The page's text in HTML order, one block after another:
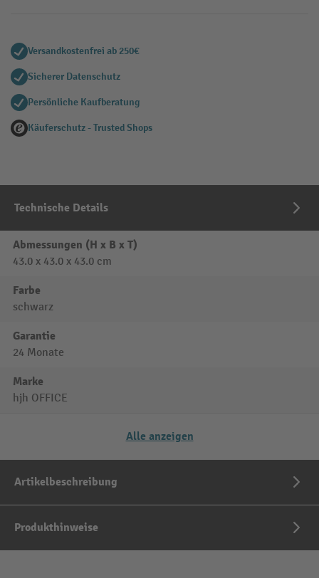
Versandkostenfrei ab 250€
Sicherer Datenschutz
Persönliche Kaufberatung
Käuferschutz - Trusted Shops
Technische Details
Abmessungen (H x B x T)
43.0 x 43.0 x 43.0 cm
Farbe
schwarz
Garantie
24 Monate
Marke
hjh OFFICE
Alle anzeigen
Artikelbeschreibung
Produkthinweise